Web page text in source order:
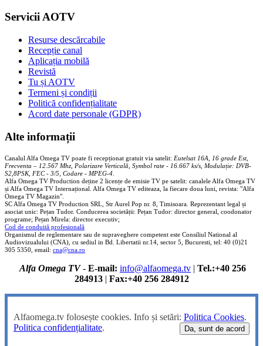
Servicii AOTV
Resurse descărcabile
Recepție canal
Aplicația mobilă
Revistă
Tu și AOTV
Termeni și condiții
Politică confidențialitate
Acord date personale (GDPR)
Alte informații
Canalul Alfa Omega TV poate fi recepționat gratuit via satelit: Eutelsat 16A, 16 grade Est,
Frecventa – 12.567 Mhz, Polarizare Verticală, Symbol rate - 16.667 ks/s, Modulație: DVB-
S2,8PSK, FEC - 3/5, Codare - MPEG-4
Alfa Omega TV Production deține 2 licențe de emisie TV pe satelit: canalele Alfa Omega TV
și Alfa Omega TV Internațional. Alfa Omega TV editeaza, la fiecare doua luni, revista: "Alfa
Omega TV Magazin".
SC Alfa Omega TV Production SRL, Str Aurel Pop nr. 8, Timisoara. Reprezentant legal și
asociat unic: Pețan Tudor. Conducerea societății: Pețan Tudor: director general, coodonator
programe; Pețan Mirela: director executiv;
Cod de conduită profesională
Organismul de reglementare sau de supraveghere competent este Consiliul National al
Audiovizualului (CNA), cu sediul in Bd. Libertatii nr.14, sector 5, Bucuresti, tel: 40 (0)21
305 5350, email: cna@cna.ro
Alfa Omega TV- E-mail: info@alfaomega.tv | Tel.:+40 256
284913| Fax:+40 256 284912
Alfaomega.tv folosește cookies. Info și setări: Politica Cookies.
Politica confidențialitate. Da, sunt de acord